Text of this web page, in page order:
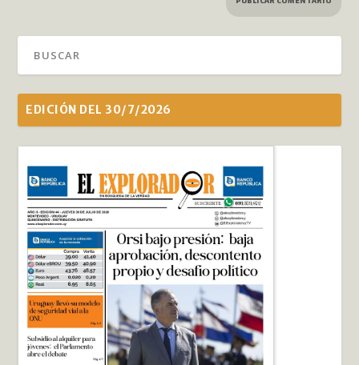
EDICIÓN DEL 30/7/2026